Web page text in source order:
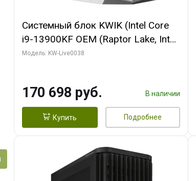
Системный блок KWIK (Intel Core
i9-13900KF OEM (Raptor Lake, Intel
7, C24 16EC/8P/ 32 ГБ ОЗУ (2
2xDP 2/ 960 ГБ SSD)
Модель: KW-Live0038
170 698 руб. В наличии
Купить Подробнее